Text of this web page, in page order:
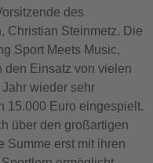
des
Christian Steinmetz. Die
Sport Meets Music,
den Einsatz von vielen
wieder sehr
15.000 Euro eingespielt.
über den großartigen
Summe erst mit ihren